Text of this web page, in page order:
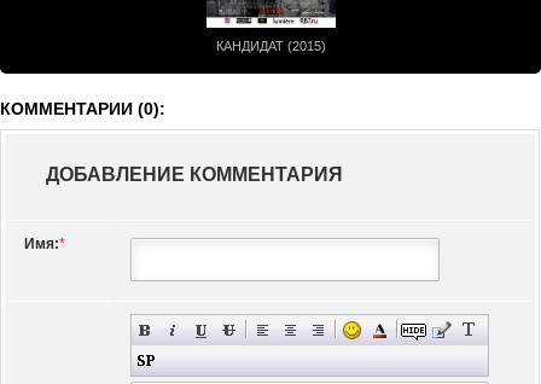
КАНДИДАТ (2015)
КОММЕНТАРИИ (0):
ДОБАВЛЕНИЕ КОММЕНТАРИЯ
Имя:*